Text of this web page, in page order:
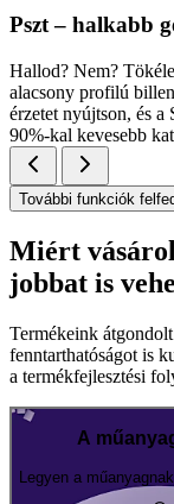
Pszt – halkabb
Hallod? Nem?
alacsony profilú
érzetet nyújtson, és
90%-kal kevesebb
További funkciók
Miért
jobbat is
Termékeink
fenntarthatóságot is
a termékfejlesztési
A
Legyen a